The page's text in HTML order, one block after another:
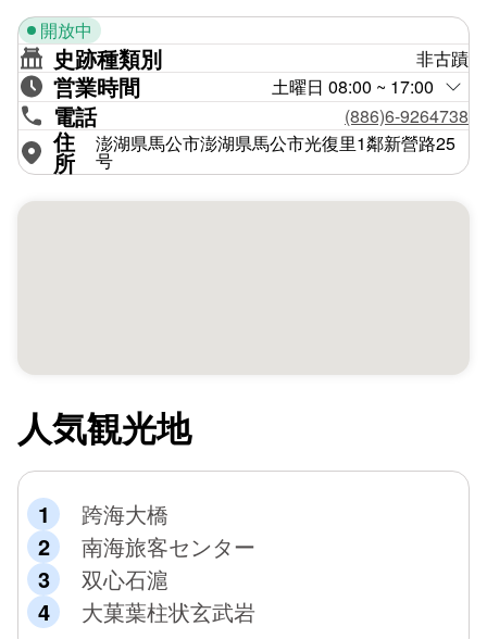
開放中
史跡種類別 非古蹟
営業時間 土曜日 08:00 ~ 17:00
電話 (886)6-9264738
住
所
澎湖県馬公市澎湖県馬公市光復里1鄰新營路25
号
人気観光地
跨海大橋
南海旅客センター
双心石滬
大菓葉柱状玄武岩